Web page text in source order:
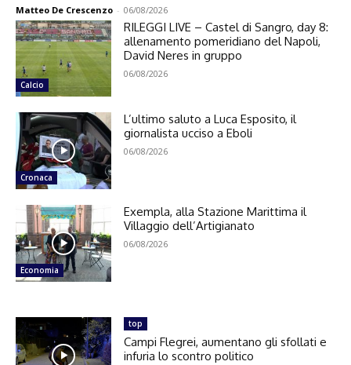
Matteo De Crescenzo - 06/08/2026
Calcio
RILEGGI LIVE – Castel di Sangro, day 8:
allenamento pomeridiano del Napoli,
David Neres in gruppo
06/08/2026
Cronaca
L’ultimo saluto a Luca Esposito, il
giornalista ucciso a Eboli
06/08/2026
Economia
Exempla, alla Stazione Marittima il
Villaggio dell’Artigianato
06/08/2026
top
Campi Flegrei, aumentano gli sfollati e
infuria lo scontro politico